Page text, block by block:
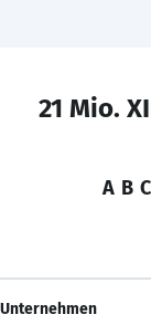
21 Mio.
A B C
Unternehmen